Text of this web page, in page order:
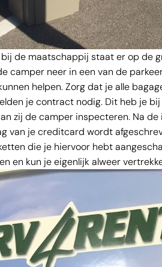
de maatschappij staat er op de
camper neer in een van de
helpen. Zorg dat je alle
je contract nodig. Dit heb je
zij de camper inspecteren. Na
van je creditcard wordt
die je hiervoor hebt
en kun je eigenlijk alweer